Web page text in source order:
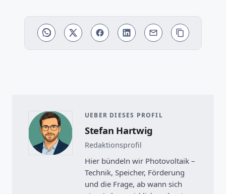
UEBER DIESES PROFIL
Stefan Hartwig
Redaktionsprofil
Hier bündeln wir Photovoltaik –
Technik, Speicher, Förderung
und die Frage, ab wann sich